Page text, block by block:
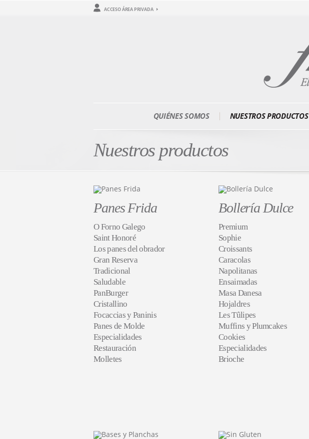
ACCESO ÁREA PRIVADA
QUIÉNES SOMOS NUESTROS PRODUCTOS
Nuestros productos
Panes Frida
O Forno Galego
Saint Honoré
Los panes del obrador
Gran Reserva
Tradicional
Saludable
PanBurger
Cristallino
Focaccias y Paninis
Panes de Molde
Especialidades
Restauración
Molletes
Bollería Dulce
Premium
Sophie
Croissants
Caracolas
Napolitanas
Ensaimadas
Masa Danesa
Hojaldres
Les Tûlipes
Muffins y Plumcakes
Cookies
Especialidades
Brioche